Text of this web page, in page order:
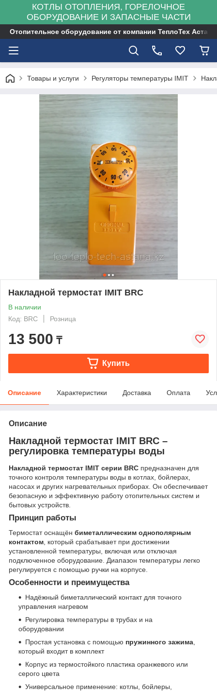
КОТЛЫ ОТОПЛЕНИЯ, ГОРЕЛОЧНОЕ
ОБОРУДОВАНИЕ И ЗАПАСНЫЕ ЧАСТИ
Отопительное оборудование от компании ТеплоТех Астана
Товары и услуги Регуляторы температуры IMIT
Накладной термостат IMIT BRC
В наличии
Код: BRC
Розница
13 500 ₸
Купить
Описание Характеристики Доставка Оплата
Описание
Накладной термостат IMIT BRC –
регулировка температуры воды
Накладной термостат IMIT серии BRC предназначен для
точного контроля температуры воды в котлах, бойлерах,
насосах и других нагревательных приборах. Он обеспечивает
безопасную и эффективную работу отопительных систем и
бытовых устройств.
Принцип работы
Термостат оснащён биметаллическим однополярным
контактом, который срабатывает при достижении
установленной температуры, включая или отключая
подключенное оборудование. Диапазон температуры легко
регулируется с помощью ручки на корпусе.
Особенности и преимущества
Надёжный биметаллический контакт для точного
управления нагревом
Регулировка температуры в трубах и на
оборудовании
Простая установка с помощью пружинного зажима
который входит в комплект
Корпус из термостойкого пластика оранжевого или
серого цвета
Универсальное применение: котлы, бойлеры,